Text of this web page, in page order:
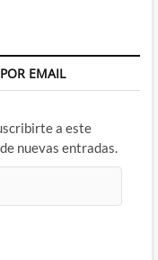
EMAIL
a este
nuevas entradas.